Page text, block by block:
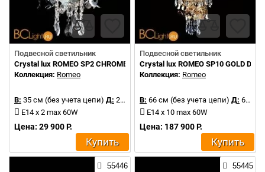
Подвесной светильник
Crystal lux ROMEO SP2 CHROME D250
Коллекция: Romeo
В: 35 см (без учета цепи) Д: 25 см
E14 x 2 max 60W
Цена: 29 900 Р.
Купить
Подвесной светильник
Crystal lux ROMEO SP10 GOLD D600
Коллекция: Romeo
В: 66 см (без учета цепи) Д: 60 см
E14 x 10 max 60W
Цена: 187 900 Р.
Купить
55446 55445